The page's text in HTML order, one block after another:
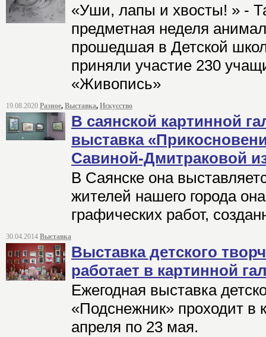
«Уши, лапы и хвосты! » -
предметная неделя
прошедшая в Детской
приняли участие 230
«Живопись»
19.08.2020 Разное, Выставка, Искусство
В саянской картинной
выставка
Савиной-Дмитраковой
В Саянске она
жителей нашего города
графических работ,
30.04.2014 Выставка
Выставка детского
работает в картинной
Ежегодная выставка
«Подснежник» проходит в
апреля по 23 мая.